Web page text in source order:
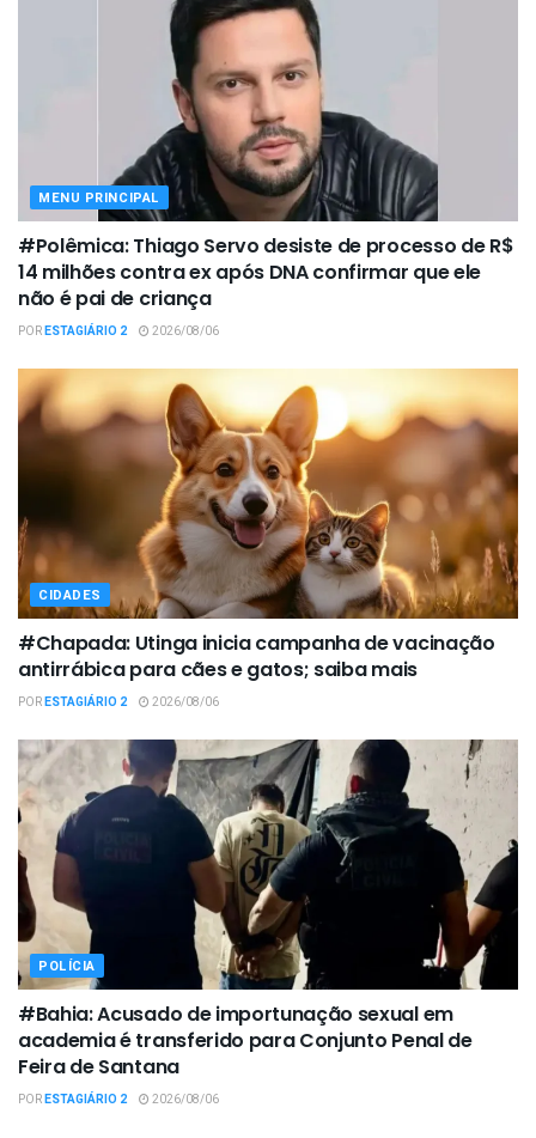
MENU PRINCIPAL
#Polêmica: Thiago Servo desiste de processo de R$
14 milhões contra ex após DNA confirmar que ele
não é pai de criança
PORESTAGIÁRIO 2 2026/08/06
CIDADES
#Chapada: Utinga inicia campanha de vacinação
antirrábica para cães e gatos; saiba mais
PORESTAGIÁRIO 2 2026/08/06
POLÍCIA
#Bahia: Acusado de importunação sexual em
academia é transferido para Conjunto Penal de
Feira de Santana
PORESTAGIÁRIO 2 2026/08/06